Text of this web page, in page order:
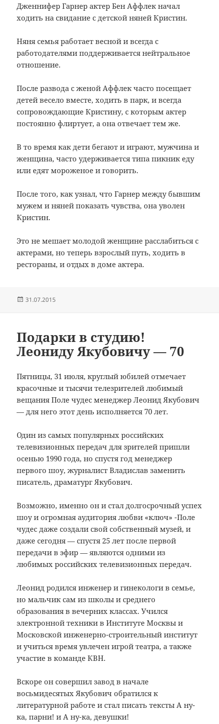
Дженнифер Гарнер актер Бен Аффлек начал
ходить на свидание с детской няней Кристин.
Няня семья работает весной и всегда с
работодателями поддерживается нейтральное
отношение.
После развода с женой Аффлек часто посещает
детей весело вместе, ходить в парк,и всегда
сопровождающие Кристину, с которымактер
постоянно флиртует, а она отвечает тем же.
В то время как дети бегают и играют, мужчина и
женщина, часто удерживается типа пикник еду
или едят мороженое и говорить.
После того, как узнал, что Гарнер между бывшим
мужем и няней показать чувства, онауволен
Кристин.
Это не мешает молодой женщине расслабиться с
актерами,но теперь взрослый путь,ходить в
рестораны,и отдых в доме актера.
Опубликовано
31.07.2015
Подарки в студию!
Леониду Якубовичу — 70
Пятницы, 31 июля, круглый юбилей отмечает
красочные и тысячи телезрителей любимый
вещания Поле чудес менеджер Леонид Якубович
— для него этот день исполняется 70 лет.
Один из самых популярных российских
телевизионных передач для зрителей пришли
осенью 1990 года, но спустя год менеджер
первого шоу, журналист Владислав заменить
писатель, драматург Якубович.
Возможно, именно он и стал долгосрочный успех
шоу и огромная аудитория любви «ключ» -Поле
чудес даже создали свой собственный музей, и
даже сегодня — спустя 25 лет после первой
передачи в эфир — являются одними из
любимых российских телевизионных передач.
Леонид родился инженер и гинекологи в семье,
но мальчик сам из школы и среднего
образования в вечерних классах.Учился
электронной техники в Институте Москвы и
Московской инженерно-строительный институт
и учиться время увлечен игрой театра, а также
участие в команде КВН.
Вскоре он совершил завод в начале
восьмидесятых Якубович обратился к
литературной работе и стал писать тексты А ну-
ка, парни!и А ну-ка, девушки!